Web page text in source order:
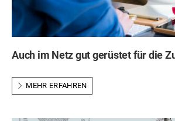
Auch im Netz gut gerüstet für die
MEHR ERFAHREN